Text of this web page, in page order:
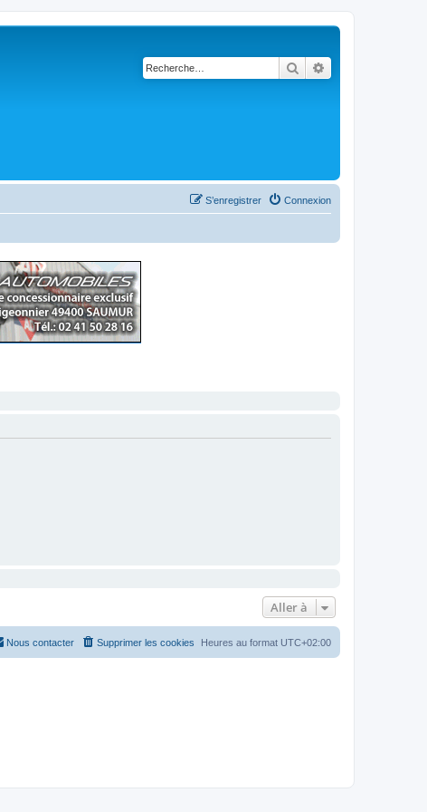
Rechercher
Connexion
S’enregistrer
Aller à
Heures au format UTC+02:00
Supprimer les cookies
Nous contacter